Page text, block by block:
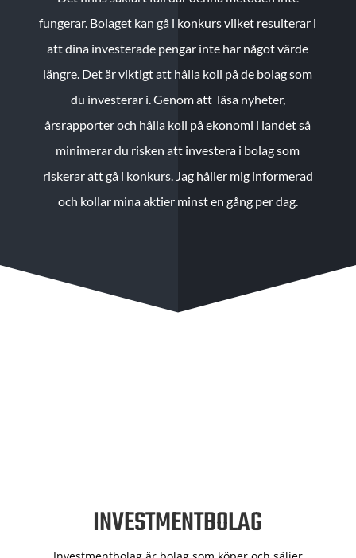
fungerar. Bolaget kan gå i konkurs vilket resulterar i
att dina investerade pengar inte har något värde
längre. Det är viktigt att hålla koll på de bolag som
du investerar i. Genom att läsa nyheter,
årsrapporter och hålla koll på ekonomi i landet så
minimerar du risken att investera i bolag som
riskerar att gå i konkurs. Jag håller mig informerad
och kollar mina aktier minst en gång per dag.
INVESTMENTBOLAG